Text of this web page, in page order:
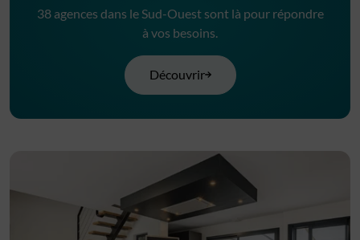
38 agences dans le Sud-Ouest sont là pour répondre
à vos besoins.
Découvrir